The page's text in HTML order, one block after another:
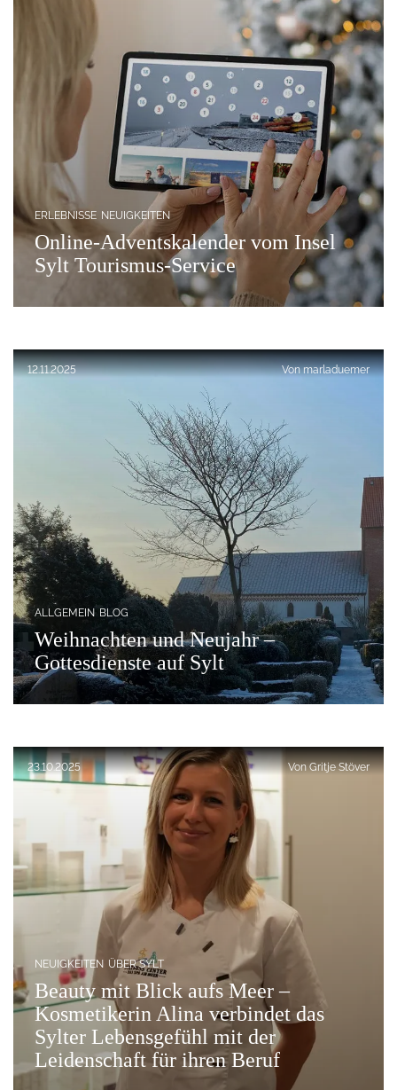
Online-Adventskalender vom Insel
Sylt Tourismus-Service
ERLEBNISSE NEUIGKEITEN
Veröffentlicht am:
12.11.2025 Vonmarladuemer
Weihnachten und Neujahr –
Gottesdienste auf Sylt
ALLGEMEIN BLOG
Veröffentlicht am:
23.10.2025 VonGritje Stöver
Beauty mit Blick aufs Meer –
Kosmetikerin Alina verbindet das
Sylter Lebensgefühl mit der
Leidenschaft für ihren Beruf
NEUIGKEITEN ÜBER SYLT